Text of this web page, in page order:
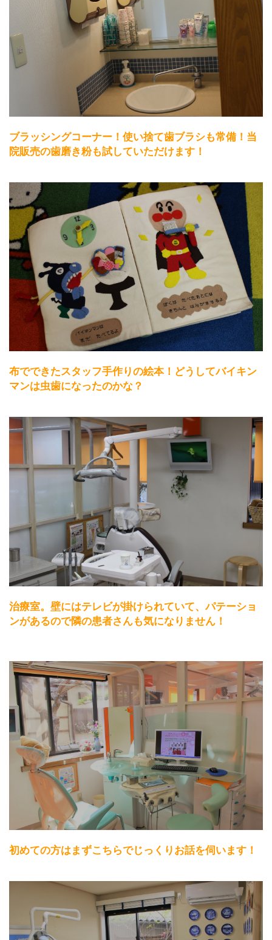
ブラッシングコーナー！使い捨て歯ブラシも常備！当
院販売の歯磨き粉も試していただけます！
布でできたスタッフ手作りの絵本！どうしてバイキン
マンは虫歯になったのかな？
治療室。壁にはテレビが掛けられていて、パテーショ
ンがあるので隣の患者さんも気になりません！
初めての方はまずこちらでじっくりお話を伺います！